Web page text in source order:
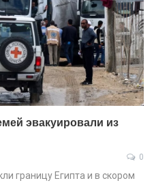
эвакуировали из
0
границу Египта и в скором